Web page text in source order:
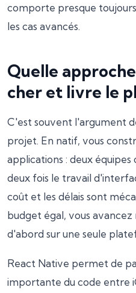
comporte presque
les cas avancés.
Quelle
cher et livre le
C'est souvent l'argument
projet. En natif, vous
applications : deux
deux fois le travail
coût et les délais sont
budget égal, vous
d'abord sur une seule
React Native permet de
importante du code entre